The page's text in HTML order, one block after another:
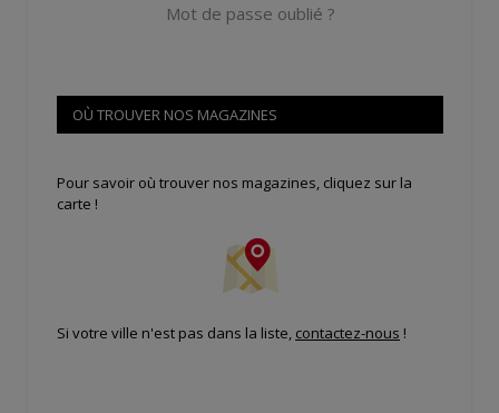
Mot de passe oublié ?
OÙ TROUVER NOS MAGAZINES
Pour savoir où trouver nos magazines, cliquez sur la
carte !
Si votre ville n'est pas dans la liste, contactez-nous !